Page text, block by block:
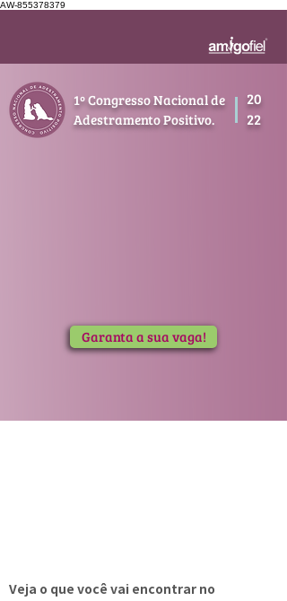
AW-855378379
1º Congresso Nacional de
Adestramento Positivo.
Garanta a sua vaga!
20
22
Veja o que você vai encontrar no